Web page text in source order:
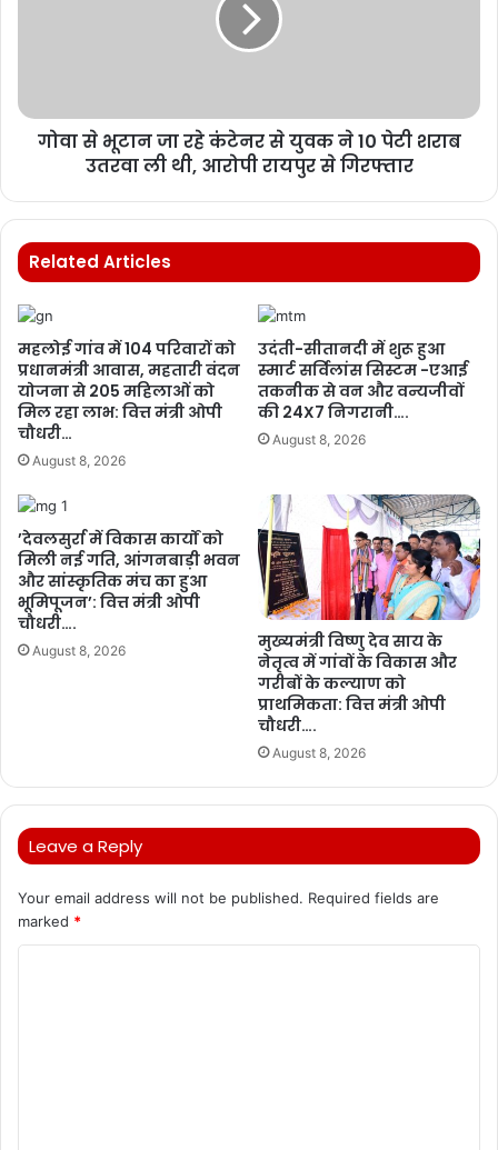
गोवा से भूटान जा रहे कंटेनर से युवक ने 10 पेटी शराब
उतरवा ली थी, आरोपी रायपुर से गिरफ्तार
Related Articles
महलोई गांव में 104 परिवारों को
प्रधानमंत्री आवास, महतारी वंदन
योजना से 205 महिलाओं को
मिल रहा लाभ: वित्त मंत्री ओपी
चौधरी…
August 8, 2026
उदंती-सीतानदी में शुरू हुआ
स्मार्ट सर्विलांस सिस्टम -एआई
तकनीक से वन और वन्यजीवों
की 24X7 निगरानी….
August 8, 2026
’देवलसुर्रा में विकास कार्यों को
मिली नई गति, आंगनबाड़ी भवन
और सांस्कृतिक मंच का हुआ
भूमिपूजन’: वित्त मंत्री ओपी
चौधरी….
August 8, 2026
मुख्यमंत्री विष्णु देव साय के
नेतृत्व में गांवों के विकास और
गरीबों के कल्याण को
प्राथमिकता: वित्त मंत्री ओपी
चौधरी….
August 8, 2026
Leave a Reply
Your email address will not be published. Required fields are
marked *